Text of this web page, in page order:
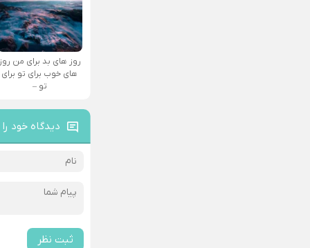
روز های بد برای من روز
های خوب برای تو برای
تو –
دیدگاه خود
ثبت نظر